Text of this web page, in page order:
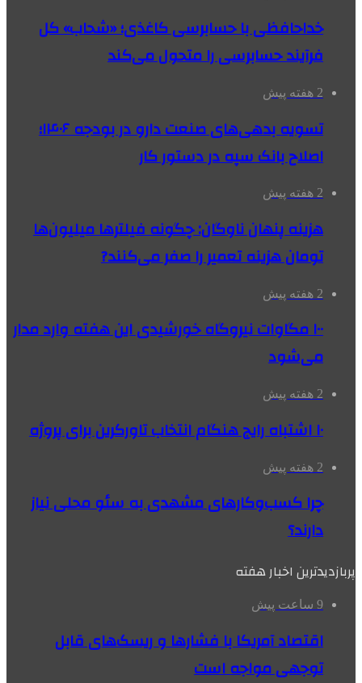
خداحافظی با حسابرسی کاغذی؛ «شحاب» کل
فرآیند حسابرسی را متحول می‌کند
2 هفته پیش
تسویه بدهی‌های صنعت دارو در بودجه ۱۴۰۶؛
اصلاح بانک سپه در دستور کار
2 هفته پیش
هزینه پنهان ناوگان: چگونه فیلترها میلیون‌ها
تومان هزینه تعمیر را صفر می‌کنند?
2 هفته پیش
۱۰۰ مگاوات نیروگاه‌ خورشیدی این هفته وارد مدار
می‌شود
2 هفته پیش
۱۰ اشتباه رایج هنگام انتخاب تاورکرین برای پروژه
2 هفته پیش
چرا کسب‌وکارهای مشهدی به سئو محلی نیاز
دارند؟
پربازدیدترین اخبار هفته
9 ساعت پیش
اقتصاد آمریکا با فشارها و ریسک‌های قابل
توجهی مواجه است